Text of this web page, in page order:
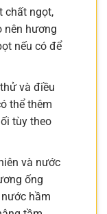
chất ngọt,
nên hương
nếu có để
và điều
thể thêm
tùy theo
và nước
ống
hầm